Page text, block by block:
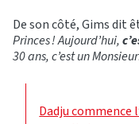
De son côté, Gims dit
Princes !Aujourd’hui,
30 ans, c’est un
Dadju commence